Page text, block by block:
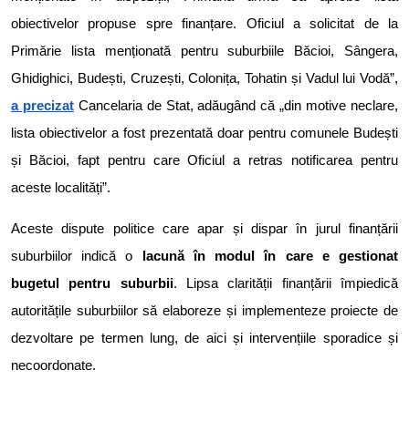
obiectivelor propuse spre finanțare. Oficiul a solicitat de la
Primărie lista menționată pentru suburbiile Băcioi, Sângera,
Ghidighici, Budești, Cruzești, Colonița, Tohatin și Vadul lui Vodă”,
a precizatCancelaria de Stat, adăugând că „din motive neclare,
lista obiectivelor a fost prezentată doar pentru comunele Budești
și Băcioi, fapt pentru care Oficiul a retras notificarea pentru
aceste localități”.
Aceste dispute politice care apar și dispar în jurul finanțării
suburbiilor indică o lacună în modul în care e gestionat
bugetul pentru suburbii. Lipsa clarității finanțării împiedică
autoritățile suburbiilor să elaboreze și implementeze proiecte de
dezvoltare pe termen lung, de aici și intervențiile sporadice și
necoordonate.